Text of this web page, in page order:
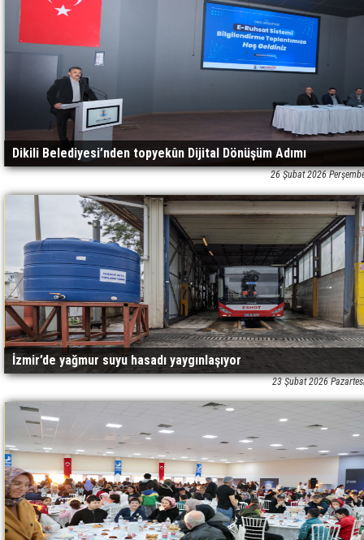
Dikili Belediyesi’nden topyekûn Dijital Dönüşüm Adımı
26 Şubat 2026
İzmir’de yağmur suyu hasadı yaygınlaşıyor
23 Şubat 2026